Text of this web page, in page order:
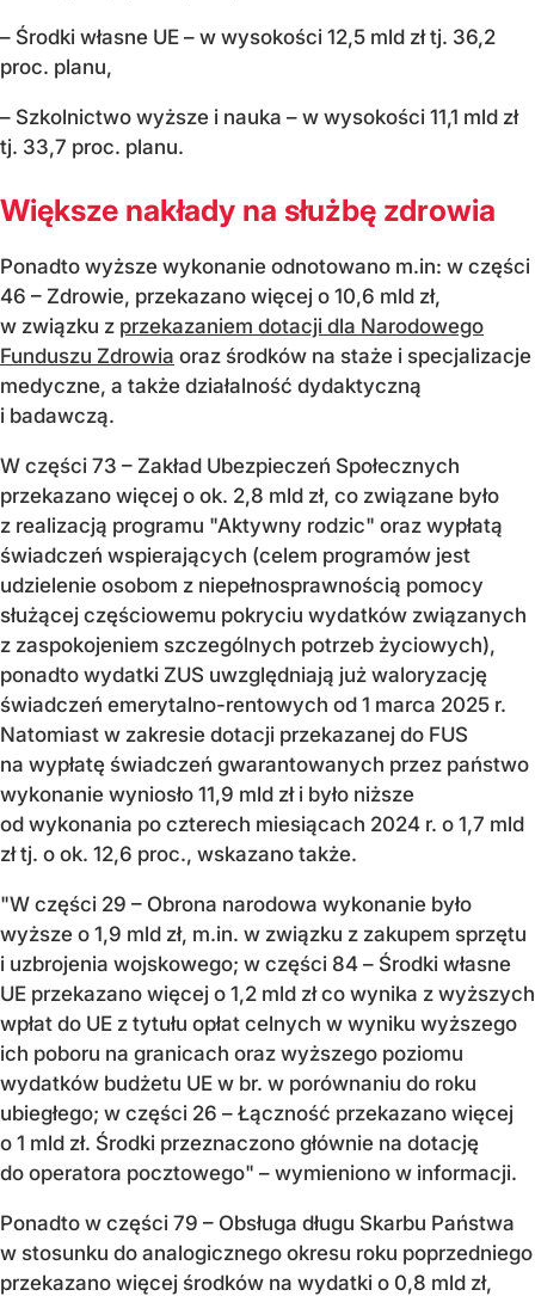
– Środki własne UE – w wysokości 12,5 mld zł tj. 36,2
proc. planu,
– Szkolnictwo wyższe i nauka – w wysokości 11,1 mld zł
tj. 33,7 proc. planu.
Większe nakłady na służbę zdrowia
Ponadto wyższe wykonanie odnotowano m.in: w części
46 – Zdrowie, przekazano więcej o 10,6 mld zł,
w związku z przekazaniem dotacji dla Narodowego
Funduszu Zdrowia oraz środków na staże i specjalizacje
medyczne, a także działalność dydaktyczną
i badawczą.
W części 73 – Zakład Ubezpieczeń Społecznych
przekazano więcej o ok. 2,8 mld zł, co związane było
z realizacją programu "Aktywny rodzic" oraz wypłatą
świadczeń wspierających (celem programów jest
udzielenie osobom z niepełnosprawnością pomocy
służącej częściowemu pokryciu wydatków związanych
z zaspokojeniem szczególnych potrzeb życiowych),
ponadto wydatki ZUS uwzględniają już waloryzację
świadczeń emerytalno-rentowych od 1 marca 2025 r.
Natomiast w zakresie dotacji przekazanej do FUS
na wypłatę świadczeń gwarantowanych przez państwo
wykonanie wyniosło 11,9 mld zł i było niższe
od wykonania po czterech miesiącach 2024 r. o 1,7 mld
zł tj. o ok. 12,6 proc., wskazano także.
"W części 29 – Obrona narodowa wykonanie było
wyższe o 1,9 mld zł, m.in. w związku z zakupem sprzętu
i uzbrojenia wojskowego; w części 84 – Środki własne
UE przekazano więcej o 1,2 mld zł co wynika z wyższych
wpłat do UE z tytułu opłat celnych w wyniku wyższego
ich poboru na granicach oraz wyższego poziomu
wydatków budżetu UE w br. w porównaniu do roku
ubiegłego; w części 26 – Łączność przekazano więcej
o 1 mld zł. Środki przeznaczono głównie na dotację
do operatora pocztowego" – wymieniono w informacji.
Ponadto w części 79 – Obsługa długu Skarbu Państwa
w stosunku do analogicznego okresu roku poprzedniego
przekazano więcej środków na wydatki o 0,8 mld zł,